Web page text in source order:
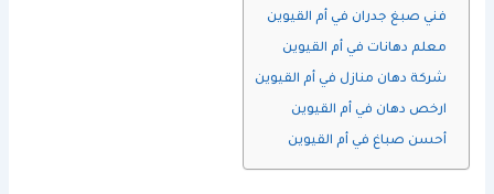
فني صبغ جدران في أم القيوين
معلم دهانات في أم القيوين
شركة دهان منازل في أم القيوين
ارخص دهان في أم القيوين
أحسن صباغ في أم القيوين